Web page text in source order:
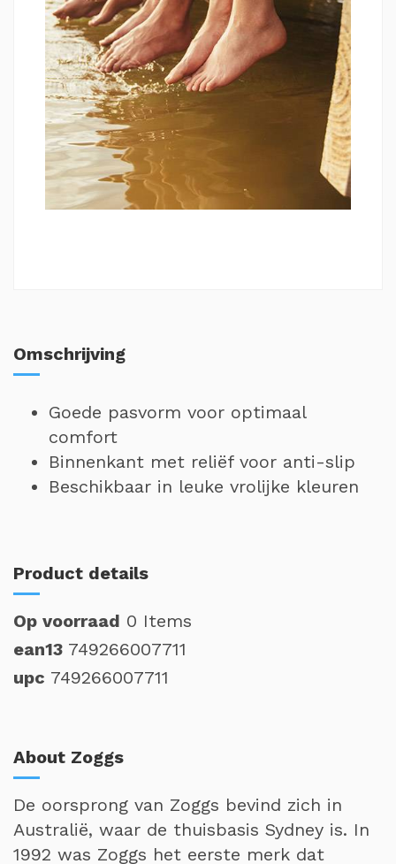
Omschrijving
Goede pasvorm voor optimaal
comfort
Binnenkant met reliëf voor anti-slip
Beschikbaar in leuke vrolijke kleuren
Product details
Op voorraad 0 Items
ean13 749266007711
upc 749266007711
About Zoggs
De oorsprong van Zoggs bevind zich in
Australië, waar de thuisbasis Sydney is. In
1992 was Zoggs het eerste merk dat